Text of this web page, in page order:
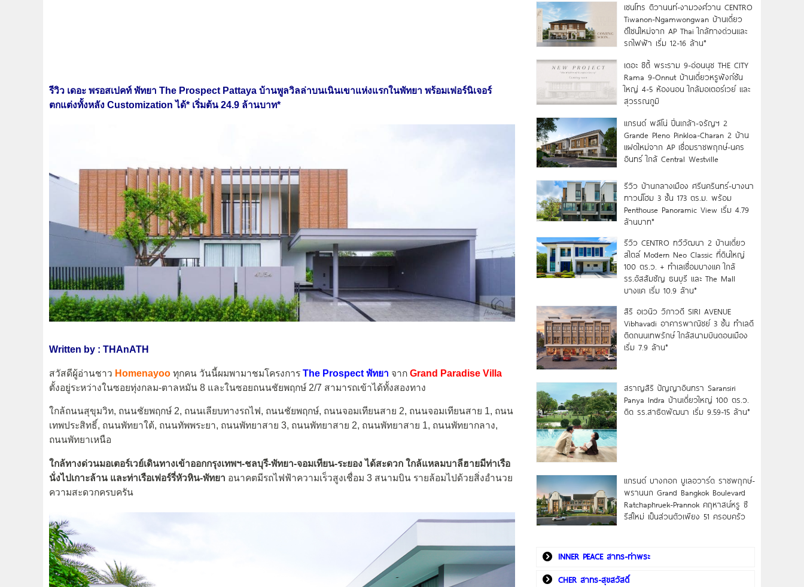
รีวิว เดอะ พรอสเปคท์ พัทยา The Prospect Pattaya บ้านพูลวิลล่าบนเนินเขาแห่งแรกในพัทยา พร้อมเฟอร์นิเจอร์
ตกแต่งทั้งหลัง Customization ได้* เริ่มต้น 24.9 ล้านบาท*
Written by : THAnATH
สวัสดีผู้อ่านชาว Homenayoo ทุกคน วันนี้ผมพามาชมโครงการ The Prospect พัทยา จาก Grand Paradise Villa
ตั้งอยู่ระหว่างในซอยทุ่งกลม-ตาลหมัน 8 และในซอยถนนชัยพฤกษ์ 2/7 สามารถเข้าได้ทั้งสองทาง
ใกล้ถนนสุขุมวิท, ถนนชัยพฤกษ์ 2, ถนนเลียบทางรถไฟ, ถนนชัยพฤกษ์, ถนนจอมเทียนสาย 2, ถนนจอมเทียนสาย 1, ถนน
เทพประสิทธิ์, ถนนพัทยาใต้, ถนนทัพพระยา, ถนนพัทยาสาย 3, ถนนพัทยาสาย 2, ถนนพัทยาสาย 1, ถนนพัทยากลาง,
ถนนพัทยาเหนือ
ใกล้ทางด่วนมอเตอร์เวย์เดินทางเข้าออกกรุงเทพฯ-ชลบุรี-พัทยา-จอมเทียน-ระยอง ได้สะดวก ใกล้แหลมบาลีฮายมีท่าเรือ
นั่งไปเกาะล้าน และท่าเรือเฟอร์รี่หัวหิน-พัทยา อนาคตมีรถไฟฟ้าความเร็วสูงเชื่อม 3 สนามบิน รายล้อมไปด้วยสิ่งอำนวย
ความสะดวกครบครัน
เซนโทร ติวานนท์-งามวงศ์วาน CENTRO
Tiwanon-Ngamwongwan บ้านเดี่ยว
ดีไซน์ใหม่จาก AP Thai ใกล้ทางด่วนและ
รถไฟฟ้า เริ่ม 12-16 ล้าน*
เดอะ ซิตี้ พระราม 9-อ่อนนุช THE CITY
Rama 9-Onnut บ้านเดี่ยวหรูฟังก์ชัน
ใหญ่ 4-5 ห้องนอน ใกล้มอเตอร์เวย์ และ
สุวรรณภูมิ
แกรนด์ พลีโน่ ปิ่นเกล้า-จรัญฯ 2
Grande Pleno Pinkloa-Charan 2 บ้าน
แฝดใหม่จาก AP เชื่อมราชพฤกษ์-นคร
อินทร์ ใกล้ Central Westville
รีวิว บ้านกลางเมือง ศรีนครินทร์-บางนา
ทาวน์โฮม 3 ชั้น 173 ตร.ม. พร้อม
Penthouse Panoramic View เริ่ม 4.79
ล้านบาท*
รีวิว CENTRO ทวีวัฒนา 2 บ้านเดี่ยว
สไตล์ Modern Neo Classic ที่ดินใหญ่
100 ตร.ว. + ทำเลเชื่อมบางแค ใกล้
รร.อัสสัมชัญ ธนบุรี และ The Mall
บางแค เริ่ม 10.9 ล้าน*
สิริ อเวนิว วิภาวดี SIRI AVENUE
Vibhavadi อาคารพาณิชย์ 3 ชั้น ทำเลดี
ติดถนนเทพรักษ์ ใกล้สนามบินดอนเมือง
เริ่ม 7.9 ล้าน*
สราญสิริ ปัญญาอินทรา Saransiri
Panya Indra บ้านเดี่ยวใหญ่ 100 ตร.ว.
ดิด รร.สาธิตพัฒนา เริ่ม 9.59-15 ล้าน*
แกรนด์ บางกอก บูเลอวาร์ด ราชพฤกษ์-
พรานนก Grand Bangkok Boulevard
Ratchaphruek-Prannok คฤหาสน์หรู ซี
รีส์ใหม่ เป็นส่วนตัวเพียง 51 ครอบครัว
INNER PEACE สาทร-ท่าพระ
CHER สาทร-สุขสวัสดิ์